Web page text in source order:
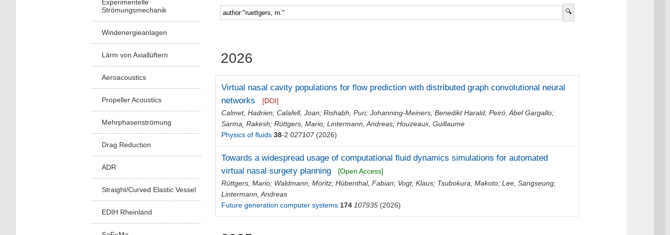
Experimentelle
Strömungsmechanik
Windenergieanlagen
Lärm von Axiallüftern
Aeroacoustics
Propeller Acoustics
Mehrphasenströmung
Drag Reduction
ADR
Straight/Curved Elastic Vessel
EDIH Rheinland
2026
Virtual nasal cavity populations for flow prediction with distributed graph convolutional neural
networks
[DOI]
Calmet, Hadrien;Calafell, Joan;Rishabh, Puri;Johanning-Meiners, Benedikt Harald;Peiró, Abel Gargallo;
Sarma, Rakesh;Rüttgers, Mario;Lintermann, Andreas;Houzeaux, Guillaume
Physics of fluids 38-2 027107(2026)
Towards a widespread usage of computational fluid dynamics simulations for automated
virtual nasal surgery planning
[Open Access]
Rüttgers, Mario; Waldmann, Moritz;Hübenthal, Fabian; Vogt, Klaus; Tsubokura, Makoto;Lee, Sangseung;
Lintermann, Andreas
Future generation computer systems 174 107935 (2026)